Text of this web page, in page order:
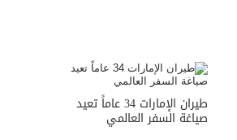
طيران الإمارات 34 عاماً تعيد
صياغة السفر العالمي